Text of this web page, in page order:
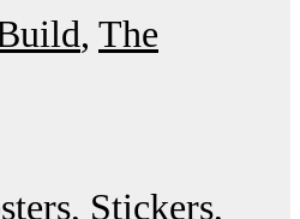
The
Stickers,